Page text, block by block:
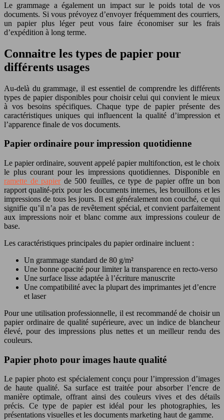
Le grammage a également un impact sur le poids total de vos
documents. Si vous prévoyez d’envoyer fréquemment des courriers,
un papier plus léger peut vous faire économiser sur les frais
d’expédition à long terme.
Connaitre les types de papier pour
différents usages
Au-delà du grammage, il est essentiel de comprendre les différents
types de papier disponibles pour choisir celui qui convient le mieux
à vos besoins spécifiques. Chaque type de papier présente des
caractéristiques uniques qui influencent la qualité d’impression et
l’apparence finale de vos documents.
Papier ordinaire pour impression quotidienne
Le papier ordinaire, souvent appelé papier multifonction, est le choix
le plus courant pour les impressions quotidiennes. Disponible en
ramette de papier de 500 feuilles, ce type de papier offre un bon
rapport qualité-prix pour les documents internes, les brouillons et les
impressions de tous les jours. Il est généralement non couché, ce qui
signifie qu’il n’a pas de revêtement spécial, et convient parfaitement
aux impressions noir et blanc comme aux impressions couleur de
base.
Les caractéristiques principales du papier ordinaire incluent :
Un grammage standard de 80 g/m²
Une bonne opacité pour limiter la transparence en recto-verso
Une surface lisse adaptée à l’écriture manuscrite
Une compatibilité avec la plupart des imprimantes jet d’encre
et laser
Pour une utilisation professionnelle, il est recommandé de choisir un
papier ordinaire de qualité supérieure, avec un indice de blancheur
élevé, pour des impressions plus nettes et un meilleur rendu des
couleurs.
Papier photo pour images haute qualité
Le papier photo est spécialement conçu pour l’impression d’images
de haute qualité. Sa surface est traitée pour absorber l’encre de
manière optimale, offrant ainsi des couleurs vives et des détails
précis. Ce type de papier est idéal pour les photographies, les
présentations visuelles et les documents marketing haut de gamme.